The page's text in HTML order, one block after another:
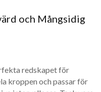
och Mångsidig
redskapet för
kroppen och passar för